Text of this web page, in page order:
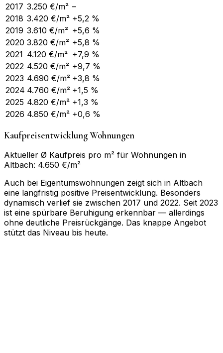
2017 3.250 €/m² –
2018 3.420 €/m² +5,2 %
2019 3.610 €/m² +5,6 %
2020 3.820 €/m² +5,8 %
2021 4.120 €/m² +7,9 %
2022 4.520 €/m² +9,7 %
2023 4.690 €/m² +3,8 %
2024 4.760 €/m² +1,5 %
2025 4.820 €/m² +1,3 %
2026 4.850 €/m² +0,6 %
Kaufpreisentwicklung Wohnungen
Aktueller Ø Kaufpreis pro m² für Wohnungen in
Altbach: 4.650 €/m²
Auch bei Eigentumswohnungen zeigt sich in Altbach
eine langfristig positive Preisentwicklung. Besonders
dynamisch verlief sie zwischen 2017 und 2022. Seit 2023
ist eine spürbare Beruhigung erkennbar — allerdings
ohne deutliche Preisrückgänge. Das knappe Angebot
stützt das Niveau bis heute.